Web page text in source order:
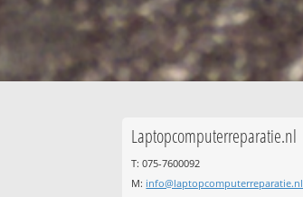
Laptopcomputerreparatie.nl
T: 075-7600092
M: info@laptopcomputerreparatie.nl